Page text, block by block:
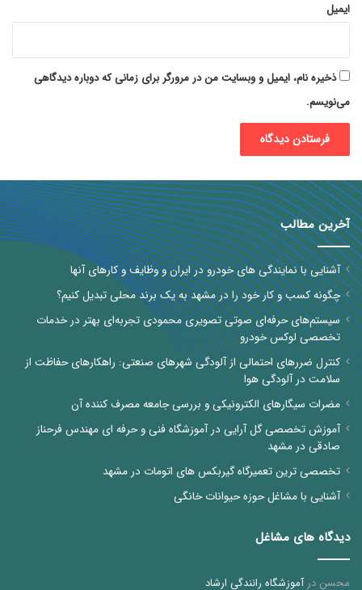
ایمیل
ذخیره نام، ایمیل و وبسایت من در مرورگر برای زمانی که دوباره دیدگاهی
می‌نویسم.
آخرین مطالب
آشنایی با نمایندگی های خودرو در ایران و وظایف و کارهای آنها
چگونه کسب و کار خود را در مشهد به یک برند محلی تبدیل کنیم؟
سیستم‌های حرفه‌ای صوتی تصویری محمودی تجربه‌ای بهتر در خدمات
تخصصی لوکس خودرو
کنترل ضررهای احتمالی از آلودگی شهرهای صنعتی: راهکارهای حفاظت از
سلامت در آلودگی هوا
مضرات سیگارهای الکترونیکی و بررسی جامعه مصرف کننده آن
آموزش تخصصی گل آرایی در آموزشگاه فنی و حرفه ای مهندس فرحناز
صادقی در مشهد
تخصصی ترین تعمیرگاه گیربکس های اتومات در مشهد
آشنایی با مشاغل حوزه حیوانات خانگی
دیدگاه های مشاغل
محسن درآموزشگاه رانندگی ارشاد